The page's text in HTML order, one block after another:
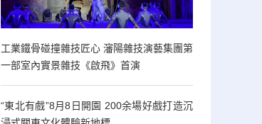
工業鐵骨碰撞雜技匠心 瀋陽雜技演藝集團第
一部室內實景雜技《啟飛》首演
“東北有戲”8月8日開園 200余場好戲打造沉